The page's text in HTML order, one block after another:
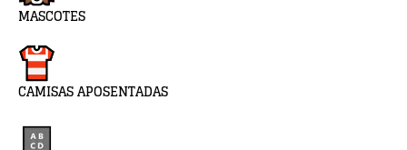
MASCOTES
CAMISAS APOSENTADAS